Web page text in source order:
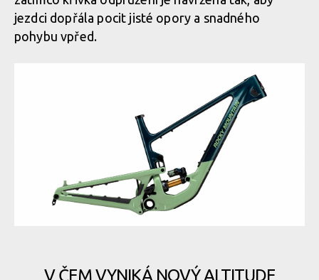
jezdci dopřála pocit jisté opory a snadného
pohybu vpřed.
V ČEM VYNIKÁ NOVÝ ALTITUDE